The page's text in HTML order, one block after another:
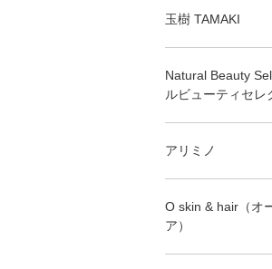
玉樹 TAMAKI
Natural Beauty
ルビューティセレ
アリミノ
O skin & hair（オ
ア）